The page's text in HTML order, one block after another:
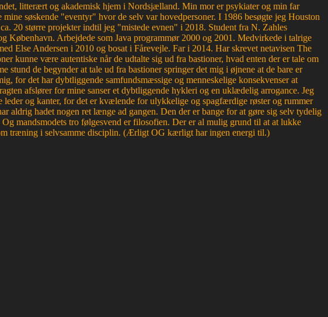
litterært og akademisk hjem i Nordsjælland. Min mor er psykiater og min far
søskende "eventyr" hvor de selv var hovedpersoner. I 1986 besøgte jeg Houston
20 større projekter indtil jeg "mistede evnen" i 2018. Student fra N. Zahles
Arbejdede som Java programmør 2000 og 2001. Medvirkede i talrige
Else Andersen i 2010 og bosat i Fårevejle. Far i 2014. Har skrevet netavisen The
kunne være autentiske når de udtalte sig ud fra bastioner, hvad enten der er tale om
stund de begynder at tale ud fra bastioner springer det mig i øjnene at de bare er
for det har dybtliggende samfundsmæssige og menneskelige konsekvenser at
afslører for mine sanser et dybtliggende hykleri og en uklædelig arrogance. Jeg
og kanter, for det er kvælende for ulykkelige og spagfærdige røster og rummer
aldrig hadet nogen ret længe ad gangen. Den der er bange for at gøre sig selv tydelig
mandsmodets tro følgesvend er filosofien. Der er al mulig grund til at at lukke
træning i selvsamme disciplin. (Ærligt OG kærligt har ingen energi til.)